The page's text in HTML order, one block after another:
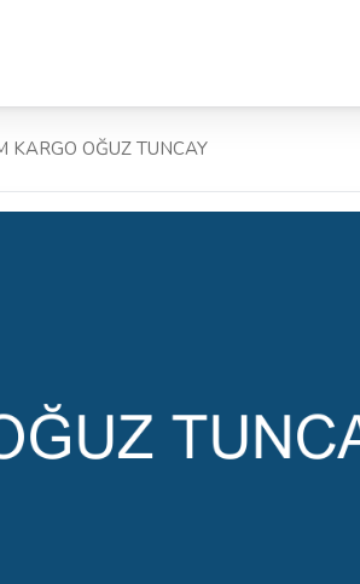
KARGO OĞUZ TUNCAY